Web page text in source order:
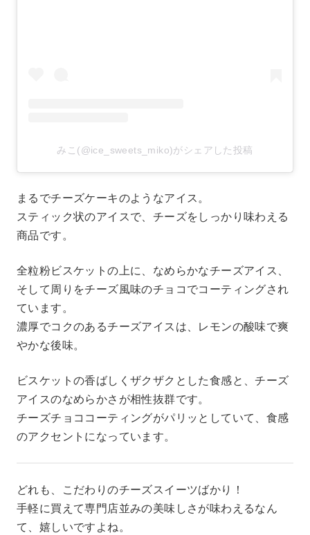
みこ(@ice_sweets_miko)がシェアした投稿
まるでチーズケーキのようなアイス。
スティック状のアイスで、チーズをしっかり味わえる
商品です。
全粒粉ビスケットの上に、なめらかなチーズアイス、
そして周りをチーズ風味のチョコでコーティングされ
ています。
濃厚でコクのあるチーズアイスは、レモンの酸味で爽
やかな後味。
ビスケットの香ばしくザクザクとした食感と、チーズ
アイスのなめらかさが相性抜群です。
チーズチョココーティングがパリッとしていて、食感
のアクセントになっています。
どれも、こだわりのチーズスイーツばかり！
手軽に買えて専門店並みの美味しさが味わえるなん
て、嬉しいですよね。